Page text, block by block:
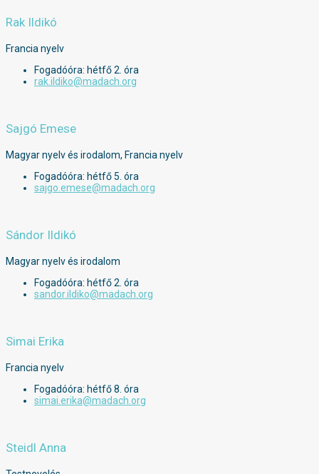
Rak Ildikó
Francia nyelv
Fogadóóra: hétfő 2. óra
rak.ildiko@madach.org
Sajgó Emese
Magyar nyelv és irodalom, Francia nyelv
Fogadóóra: hétfő 5. óra
sajgo.emese@madach.org
Sándor Ildikó
Magyar nyelv és irodalom
Fogadóóra: hétfő 2. óra
sandor.ildiko@madach.org
Simai Erika
Francia nyelv
Fogadóóra: hétfő 8. óra
simai.erika@madach.org
Steidl Anna